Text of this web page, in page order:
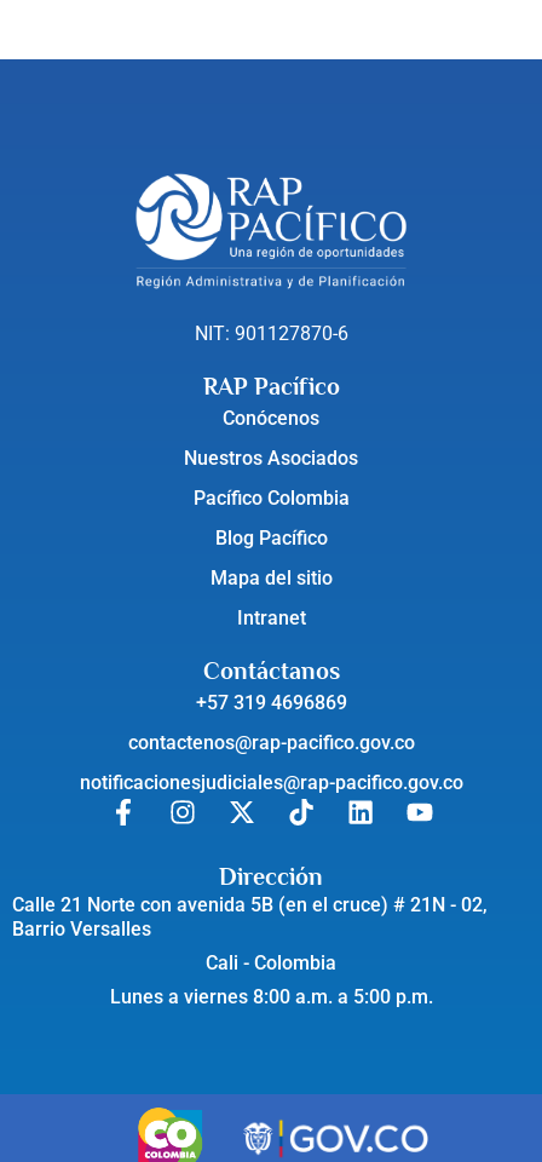
NIT: 901127870-6
RAP Pacífico
Conócenos
Nuestros Asociados
Pacífico Colombia
Blog Pacífico
Mapa del sitio
Intranet
Contáctanos
+57 319 4696869
contactenos@rap-pacifico.gov.co
notificacionesjudiciales@rap-pacifico.gov.co
Dirección
Calle 21 Norte con avenida 5B (en el cruce) # 21N - 02,
Barrio Versalles
Cali - Colombia
Lunes a viernes 8:00 a.m. a 5:00 p.m.